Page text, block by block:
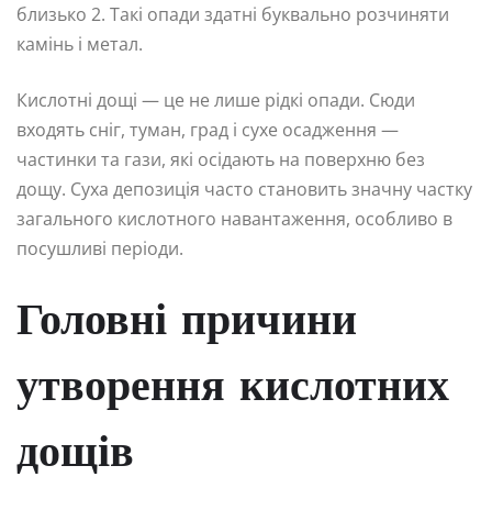
близько 2. Такі опади здатні буквально розчиняти
камінь і метал.
Кислотні дощі — це не лише рідкі опади. Сюди
входять сніг, туман, град і сухе осадження —
частинки та гази, які осідають на поверхню без
дощу. Суха депозиція часто становить значну частку
загального кислотного навантаження, особливо в
посушливі періоди.
Головні причини
утворення кислотних
дощів